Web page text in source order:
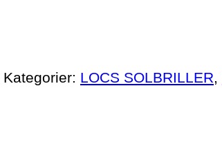
Kategorier: LOCS SOLBRILLER,